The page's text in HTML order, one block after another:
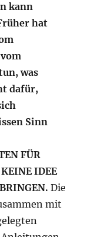
kann
hat
was
dafür,
Sinn
FÜR
IDEE
Die
mit